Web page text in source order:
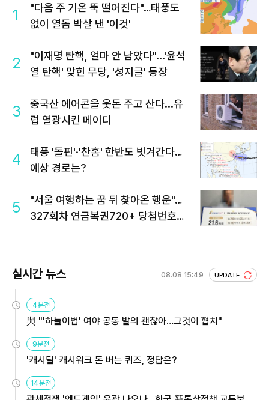
1
"다음 주 기온 뚝 떨어진다"…태풍도
없이 열돔 박살 낸 '이것'
2
"이재명 탄핵, 얼마 안 남았다"...'윤석
열 탄핵' 맞힌 무당, '성지글' 등장
3
중국산 에어콘을 웃돈 주고 산다...유
럽 열광시킨 메이디
4
태풍 '돌핀'·'찬홈' 한반도 빗겨간다…
예상 경로는?
5
"서울 여행하는 꿈 뒤 찾아온 행운"…
327회차 연금복권720+ 당첨번호조
실시간 뉴스 08.08 15:49 UPDATE
4분전
與 "'하늘이법' 여야 공동 발의 괜찮아…그것이 협치"
9분전
'캐시딜' 캐시워크 돈 버는 퀴즈, 정답은?
14분전